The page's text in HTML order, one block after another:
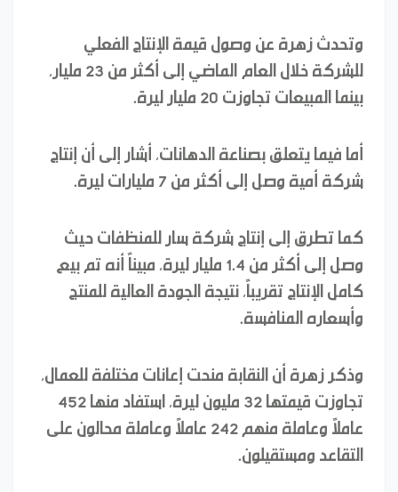
وتحدث زهرة عن وصول قيمة الإنتاج الفعلي
للشركة خلال العام الماضي إلى أكثر من 23 مليار،
بينما المبيعات تجاوزت 20 مليار ليرة.
أما فيما يتعلق بصناعة الدهانات، أشار إلى أن إنتاج
شركة أمية وصل إلى أكثر من 7 مليارات ليرة.
كما تطرق إلى إنتاج شركة سار للمنظفات حيث
وصل إلى أكثر من 1.4 مليار ليرة، مبيناً أنه تم بيع
كامل الإنتاج تقريباً، نتيجة الجودة العالية للمنتج
وأسعاره المنافسة.
وذكر زهرة أن النقابة منحت إعانات مختلفة للعمال،
تجاوزت قيمتها 32 مليون ليرة، استفاد منها 452
عاملاً وعاملة منهم 242 عاملاً وعاملة محالون على
التقاعد ومستقيلون.